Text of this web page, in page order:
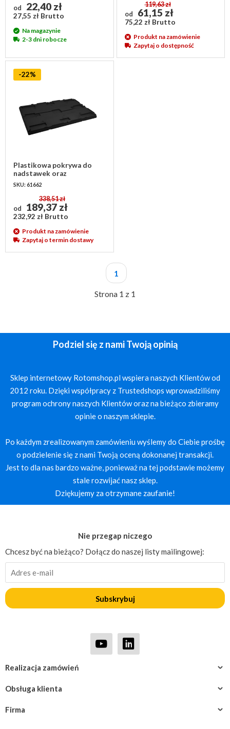
od 22,40 zł
27,55 zł Brutto
Na magazynie
2-3 dni robocze
od
119,63 zł
61,15 zł
75,22 zł Brutto
Produkt na zamówienie
Zapytaj o dostępność
-22%
Plastikowa pokrywa do
nadstawek oraz
pojemników euronorm
1210x1010x44,5 mm
SKU: 61662
od
338,51 zł
189,37 zł
232,92 zł Brutto
Produkt na zamówienie
Zapytaj o termin dostawy
Strona 1 z 1
1
Podziel się z nami Twoją opinią
Sklep internetowy Rotomshop.pl wspiera naszych Klientów od
2012 roku. Dzięki współpracy z Trustedshops wprowadziliśmy
program ochrony naszych Klientów oraz na bieżąco zbieramy
opinie o naszym sklepie.
Po każdym zrealizowanym zamówieniu wyślemy do Ciebie prośbę
o podzielenie się z nami Twoją oceną dokonanej transakcji.
Jest to dla nas bardzo ważne, ponieważ na tej podstawie możemy
stale rozwijać nasz sklep.
Dziękujemy za otrzymane zaufanie!
Firma
Obsługa klienta
Realizacja zamówień
Nie przegap niczego
Chcesz być na bieżąco? Dołącz do naszej listy mailingowej:
Subskrybuj